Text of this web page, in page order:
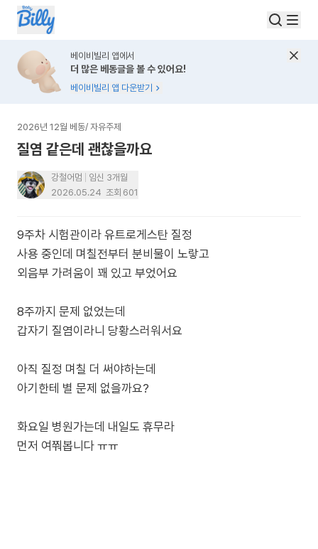
베이비빌리 앱에서
더 많은 베동글을 볼 수 있어요!
베이비빌리 앱 다운받기
2026년 12월 베동/ 자유주제
질염 같은데 괜찮을까요
강철어멈
임신 3개월
2026.05.24 조회 601
9주차 시험관이라 유트로게스탄 질정
사용 중인데 며칠전부터 분비물이 노랗고
외음부 가려움이 꽤 있고 부었어요
8주까지 문제 없었는데
갑자기 질염이라니 당황스러워서요
아직 질정 며칠 더 써야하는데
아기한테 별 문제 없을까요?
화요일 병원가는데 내일도 휴무라